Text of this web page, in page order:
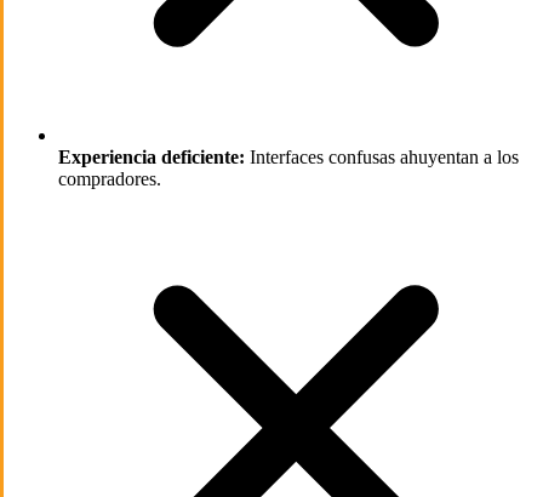
Experiencia deficiente: Interfaces confusas ahuyentan a los
compradores.